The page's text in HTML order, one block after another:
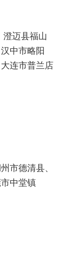
澄迈县福山
中市略阳
连市普兰店
市德清县、
中堂镇